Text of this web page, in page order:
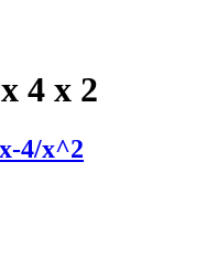
4 x 2
4/x^2